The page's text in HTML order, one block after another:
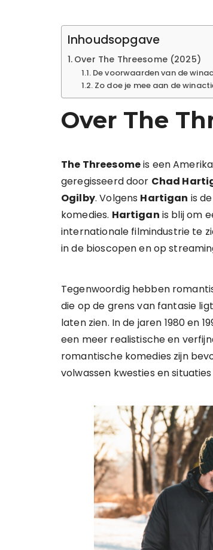
Inhoudsopgave
Over The Threesome (2025)
De voorwaarden van de
Zo doe je mee aan de
Over The
The Threesomeis een
geregisseerd door Chad
Ogilby. Volgens Hartigan is
komedies. Hartigan is blij om
internationale filmindustrie te
in de bioscopen en op
Tegenwoordig hebben
die op de grens van fantasie
laten zien. In de jaren 1980 en
een meer realistische en
romantische komedies zijn
volwassen kwesties en